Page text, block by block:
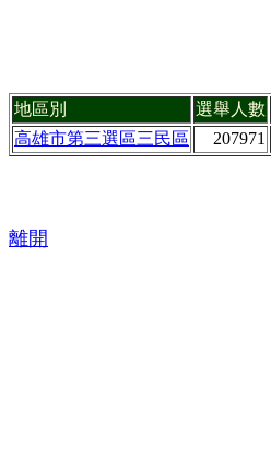
地區別 選舉人數
高雄市第三選區三民區
207971
離開